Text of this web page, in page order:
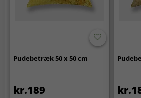
Pudebetræk 50 x 50 cm
kr.189